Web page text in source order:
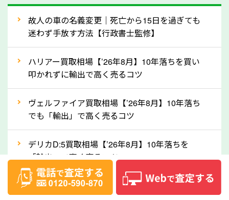
産車は高く買取が可能です。「廃車＝買取できない」
なら廃車の車も適正価格で買取できます。他社で買取
拒否となった車も価格がつく可能性があるので、諦め
ずに京都府の「ソコカラ」にご相談ください。古い車
でも高価買取が可能なケースは珍しくないため、まず
はWebで簡単にできる無料査定をお試しください。
実績」で確認できます。
⑤車内の簡単な清掃で買取価格アップも！
しばらく乗っていない車は、車内のシートや座席の下
故人の車の名義変更｜死亡から15日を過ぎても
迷わず手放す方法【行政書士監修】
ハリアー買取相場【’26年8月】10年落ちを買い
叩かれずに輸出で高く売るコツ
ヴェルファイア買取相場【’26年8月】10年落ち
でも「輸出」で高く売るコツ
デリカD:5買取相場【’26年8月】10年落ちを
「輸出」で高く売るコツ
【2026年8月】車査定は個人情報なし・電話な